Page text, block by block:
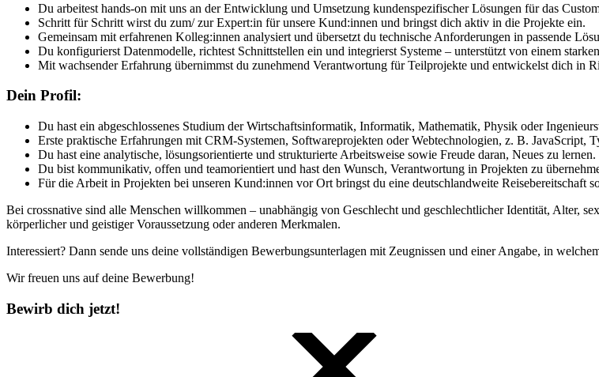
Du arbeitest hands-on mit uns an der Entwicklung und Umsetzung kundenspezifischer Lösungen für das
Schritt für Schritt wirst du zum/ zur Expert:in für unsere Kund:innen und bringst dich aktiv in die Projekte ein.
Gemeinsam mit erfahrenen Kolleg:innen analysiert und übersetzt du technische Anforderungen in passende
Du konfigurierst Datenmodelle, richtest Schnittstellen ein und integrierst Systeme – unterstützt von einem
Mit wachsender Erfahrung übernimmst du zunehmend Verantwortung für Teilprojekte und entwickelst dich in
Dein Profil:
Du hast ein abgeschlossenes Studium der Wirtschaftsinformatik, Informatik, Mathematik, Physik oder
Erste praktische Erfahrungen mit CRM-Systemen, Softwareprojekten oder Webtechnologien, z. B. JavaScript,
Du hast eine analytische, lösungsorientierte und strukturierte Arbeitsweise sowie Freude daran, Neues zu lernen.
Du bist kommunikativ, offen und teamorientiert und hast den Wunsch, Verantwortung in Projekten zu
Für die Arbeit in Projekten bei unseren Kund:innen vor Ort bringst du eine deutschlandweite Reisebereitschaft
Bei crossnative sind alle Menschen willkommen – unabhängig von Geschlecht und geschlechtlicher Identität, Alter,
körperlicher und geistiger Voraussetzung oder anderen Merkmalen.
Interessiert? Dann sende uns deine vollständigen Bewerbungsunterlagen mit Zeugnissen und einer Angabe, in
Wir freuen uns auf deine Bewerbung!
Bewirb dich jetzt!